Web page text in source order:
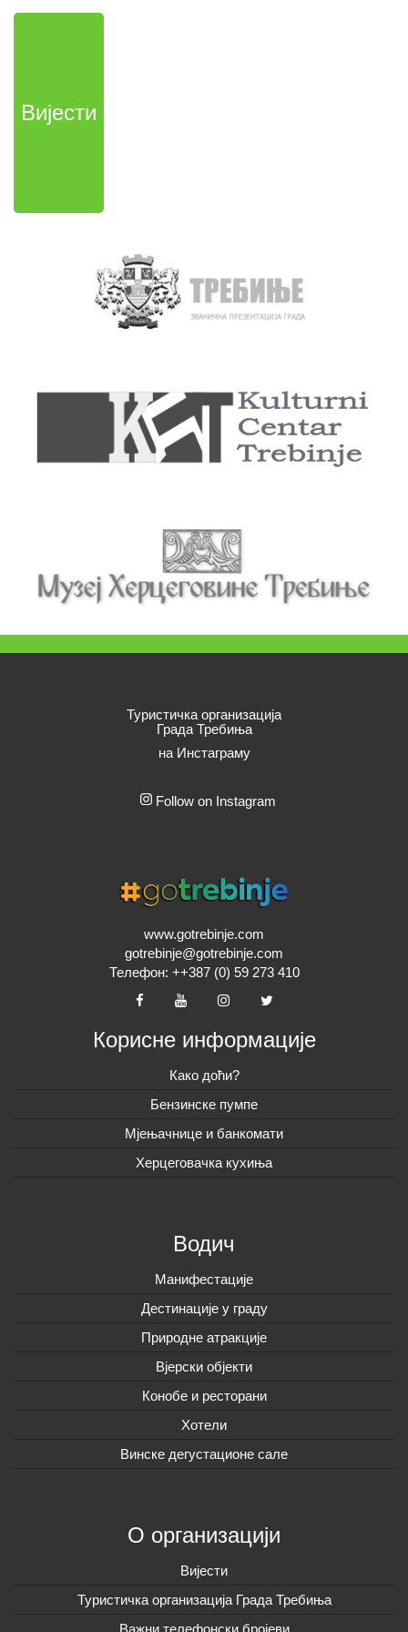
Вијести
Туристичка организација
Града Требиња
на Инстаграму
Follow on Instagram
www.gotrebinje.com
gotrebinje@gotrebinje.com
Телефон: ++387 (0) 59 273 410
Корисне информације
Како доћи?
Бензинске пумпе
Мјењачнице и банкомати
Херцеговачка кухиња
Водич
Манифестације
Дестинације у граду
Природне атракције
Вјерски објекти
Конобе и ресторани
Хотели
Винске дегустационе сале
О организацији
Вијeсти
Туристичка организација Града Требиња
Важни телефонски бројеви